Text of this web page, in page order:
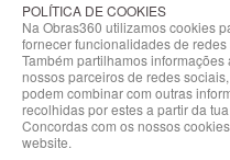
POLÍTICA DE COOKIES
Na Obras360 utilizamos cookies
fornecer funcionalidades de
Também partilhamos
nossos parceiros de redes
podem combinar com outras
recolhidas por estes a partir da
Concordas com os nossos
website.